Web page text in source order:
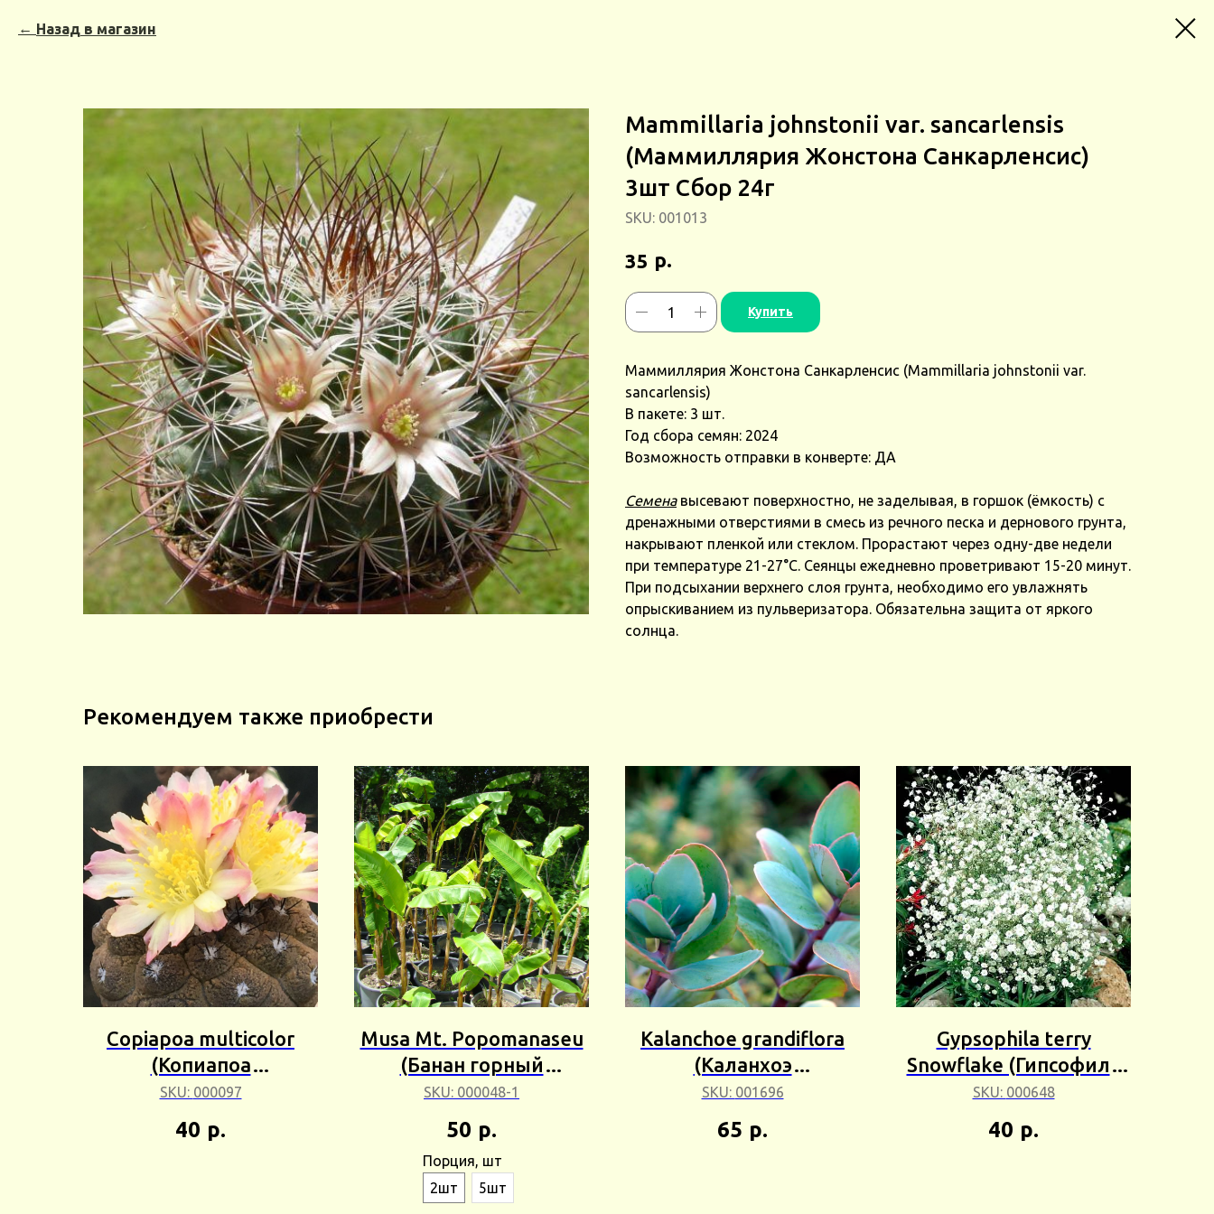
Назад в магазин
Mammillaria johnstonii var. sancarlensis
(Маммиллярия Жонстона Cанкарленсис)
3шт Сбор 24г
SKU: 001013
35 р.
Купить
Маммиллярия Жонстона Cанкарленсис (Mammillaria johnstonii var.
sancarlensis)
В пакете: 3 шт.
Год сбора семян: 2024
Возможность отправки в конверте: ДА
Семенавысевают поверхностно, не заделывая, в горшок (ёмкость) с
дренажными отверстиями в смесь из речного песка и дернового грунта,
накрывают пленкой или стеклом. Прорастают через одну-две недели
при температуре 21-27°С. Сеянцы ежедневно проветривают 15-20 минут.
При подсыхании верхнего слоя грунта, необходимо его увлажнять
опрыскиванием из пульверизатора. Обязательна защита от яркого
солнца.
Рекомендуем также приобрести
Copiapoa multicolor
(Копиапоа
мультиколор) 3шт Сбор
25г
SKU: 000097
40 р.
Musa Mt. Popomanaseu
(Банан горный
попоманасейский) Сбор
24г
SKU: 000048-1
50 р.
Порция, шт
2шт
5шт
Kalanchoe grandiflora
(Каланхоэ
крупноцветковое)
5+шт Сбор 25г
SKU: 001696
65 р.
Gypsophila terry
Snowflake (Гипсофила
махровая Снежинка)
5+шт Сбор 25г
SKU: 000648
40 р.